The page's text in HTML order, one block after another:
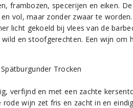
frambozen, specerijen en eiken.
vol, maar zonder zwaar te
licht gekoeld bij vlees van de
en stoofgerechten. Een wijn om
verfijnd en met een zachte
rode wijn zet fris en zacht in en